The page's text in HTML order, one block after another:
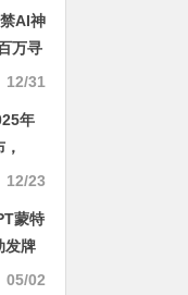
AI神
万寻
赛开
12/31
年
禁赛
12/23
蒙特
发牌
05/02